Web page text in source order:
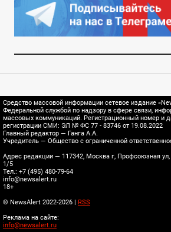
Средство массовой информации сетевое издание
Федеральной службой по надзору в сфере связи,
массовых коммуникаций. Регистрационный номер и
регистрации СМИ: ЭЛ № ФС 77 - 83746 от 19.08.2022
Главный редактор — Ганга А.А.
Учредитель — Общество с ограниченной
Адрес редакции — 117342, Москва г, Профсоюзная
1/5
Тел.: +7 (495) 480-79-64
info@newsalert.ru
18+
© NewsAlert 2022-2026 | RSS
Реклама на сайте:
info@newsalert.ru